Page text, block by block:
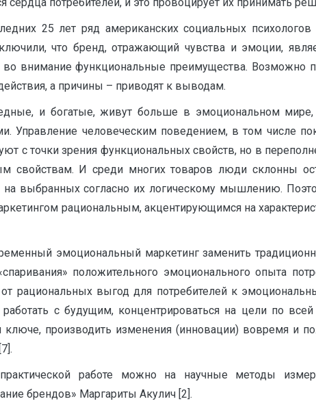
25 лет ряд американских социальных
что бренд, отражающий чувства и эмоции,
внимание функциональные преимущества. Возможно
а причины – приводят к выводам.
и богатые, живут больше в эмоциональном мире,
Управление человеческим поведением, в том числе
с точки зрения функциональных свойств, но в
свойствам. И среди многих товаров люди склонны
на выбранных согласно их логическому мышлению.
рациональным, акцентирующимся на
эмоциональный маркетинг заменить
положительного эмоционального опыта
от рациональных выгод для потребителей к
с будущим, концентрироваться на цели по
ключе, производить изменения (инновации) вовремя и
работе можно на научные методы
брендов» Маргариты Акулич [2].